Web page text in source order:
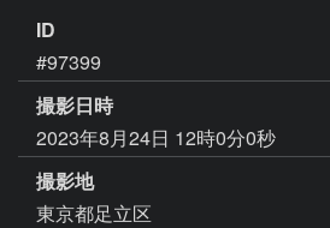
ID
#97399
撮影日時
2023年8月24日 12時0分0秒
撮影地
東京都足立区